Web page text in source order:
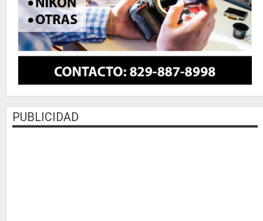
PUBLICIDAD